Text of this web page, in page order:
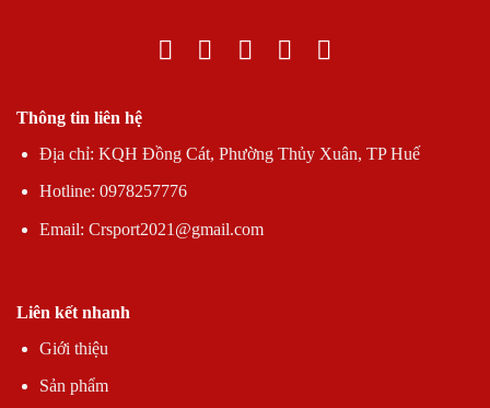
Thông tin liên hệ
Địa chỉ: KQH Đồng Cát, Phường Thủy Xuân, TP Huế
Hotline: 0978257776
Email: Crsport2021@gmail.com
Liên kết nhanh
Giới thiệu
Sản phẩm